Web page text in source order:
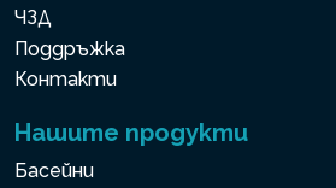
ЧЗД
Поддръжка
Контакти
Нашите продукти
Басейни